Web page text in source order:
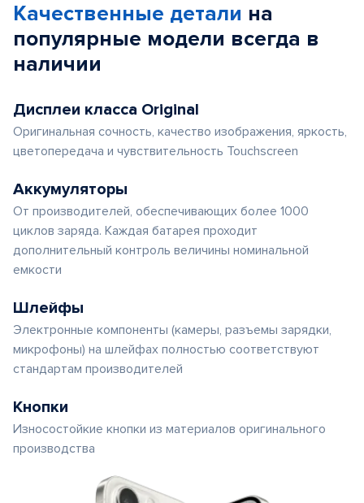
Качественные детали на
популярные модели всегда в
наличии
Дисплеи класса Original
Оригинальная сочность, качество изображения, яркость,
цветопередача и чувствительность Touchscreen
Аккумуляторы
От производителей, обеспечивающих более 1000
циклов заряда. Каждая батарея проходит
дополнительный контроль величины номинальной
емкости
Шлейфы
Электронные компоненты (камеры, разъемы зарядки,
микрофоны) на шлейфах полностью соответствуют
стандартам производителей
Кнопки
Износостойкие кнопки из материалов оригинального
производства